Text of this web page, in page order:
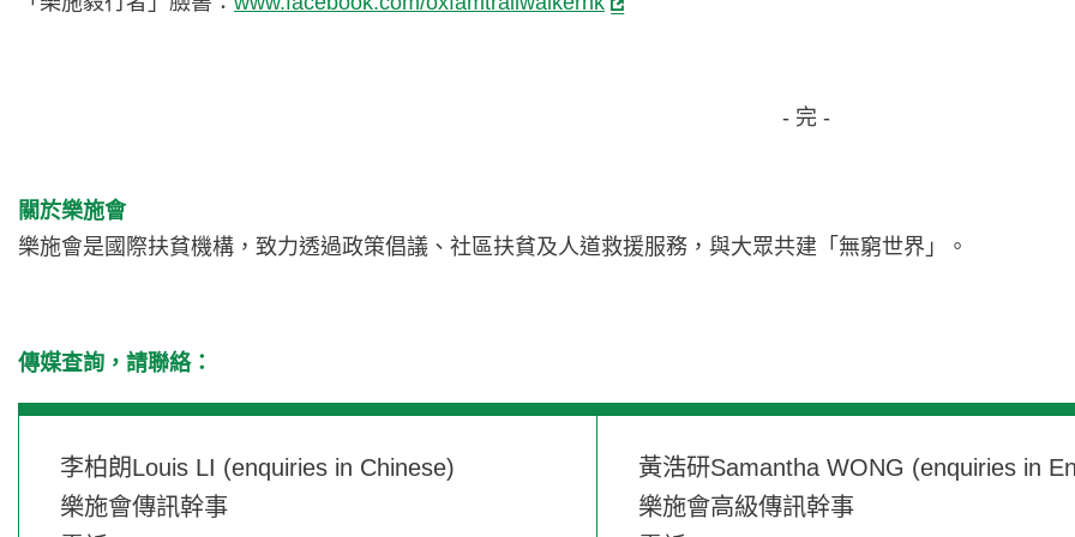
- 完 -
關於樂施會
樂施會是國際扶貧機構，致力透過政策倡議、社區扶貧及人道救援服務，與大眾共建「無窮世界」。
傳媒查詢，請聯絡：
李柏朗Louis LI (enquiries in Chinese)
樂施會傳訊幹事
黃浩研Samantha WONG (enquiries in
樂施會高級傳訊幹事